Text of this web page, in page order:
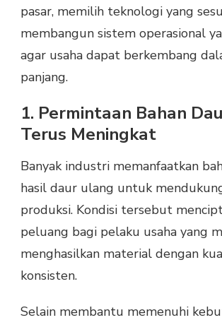
pasar, memilih teknologi yang
membangun sistem operasional
agar usaha dapat berkembang
panjang.
1. Permintaan Bahan
Terus Meningkat
Banyak industri memanfaatkan
hasil daur ulang untuk
produksi. Kondisi tersebut
peluang bagi pelaku usaha yang
menghasilkan material dengan
konsisten.
Selain membantu memenuhi